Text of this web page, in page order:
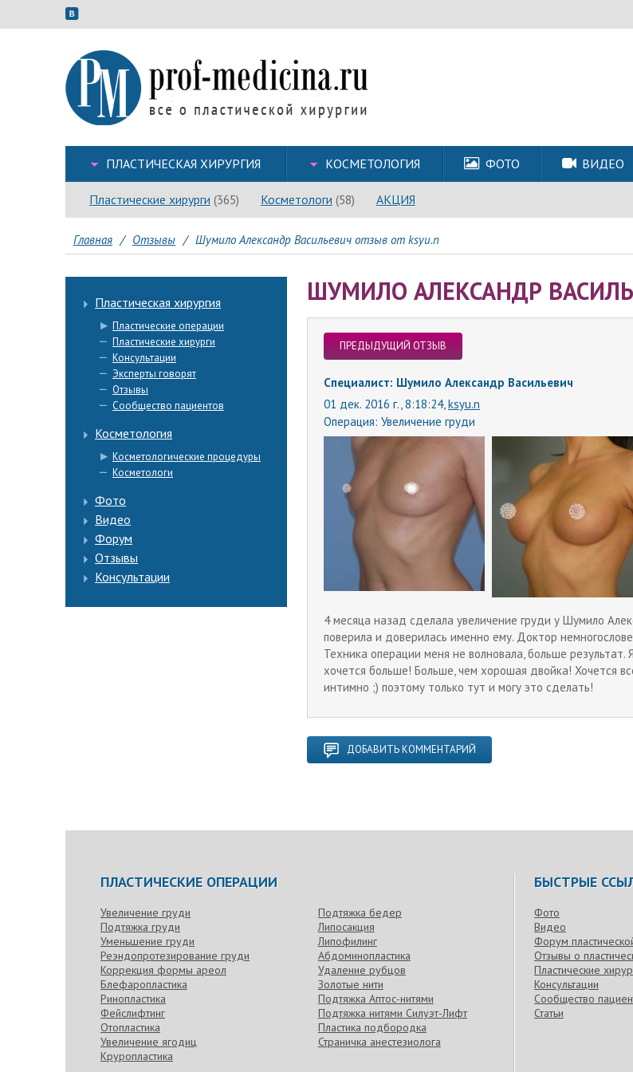
ПЛАСТИЧЕСКАЯ ХИРУРГИЯ КОСМЕТОЛОГИЯ ФОТО ВИДЕО
Пластические хирурги (365) Косметологи (58) АКЦИЯ
Главная / Отзывы / Шумило Александр Васильевич отзыв от ksyu.n
Пластическая хирургия
Пластические операции
Пластические хирурги
Консультации
Эксперты говорят
Отзывы
Сообщество пациентов
Косметология
Косметологические процедуры
Косметологи
Фото
Видео
Форум
Отзывы
Консультации
ШУМИЛО АЛЕКСАНДР
ПРЕДЫДУЩИЙ ОТЗЫВ
Специалист: Шумило Александр Васильевич
01 дек. 2016 г., 8:18:24, ksyu.n
Операция: Увеличение груди
4 месяца назад сделала увеличение груди у Шумило
поверила и доверилась именно ему. Доктор
Техника операции меня не волновала, больше
хочется больше! Больше, чем хорошая двойка! Хочется
интимно ;) поэтому только тут и могу это сделать!
ДОБАВИТЬ КОММЕНТАРИЙ
ПЛАСТИЧЕСКИЕ ОПЕРАЦИИ
Увеличение груди
Подтяжка груди
Уменьшение груди
Реэндопротезирование груди
Коррекция формы ареол
Блефаропластика
Ринопластика
Фейслифтинг
Отопластика
Увеличение ягодиц
Круропластика
Подтяжка бедер
Липосакция
Липофилинг
Абдоминопластика
Удаление рубцов
Золотые нити
Подтяжка Аптос-нитями
Подтяжка нитями Силуэт-Лифт
Пластика подбородка
Страничка анестезиолога
БЫСТРЫЕ
Фото
Видео
Форум
Отзывы о
Пластические
Консультации
Сообщество
Статьи